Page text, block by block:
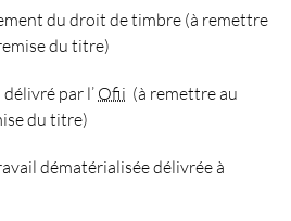
du droit de timbre (à remettre
du titre)
par l’ Ofii (à remettre au
du titre)
dématérialisée délivrée à